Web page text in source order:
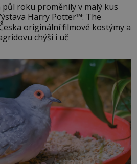
půl roku proměnily v malý kus
Harry Potter™: The
originální filmové kostýmy a
chýši i uč